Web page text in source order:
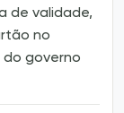
de validade,
no
governo